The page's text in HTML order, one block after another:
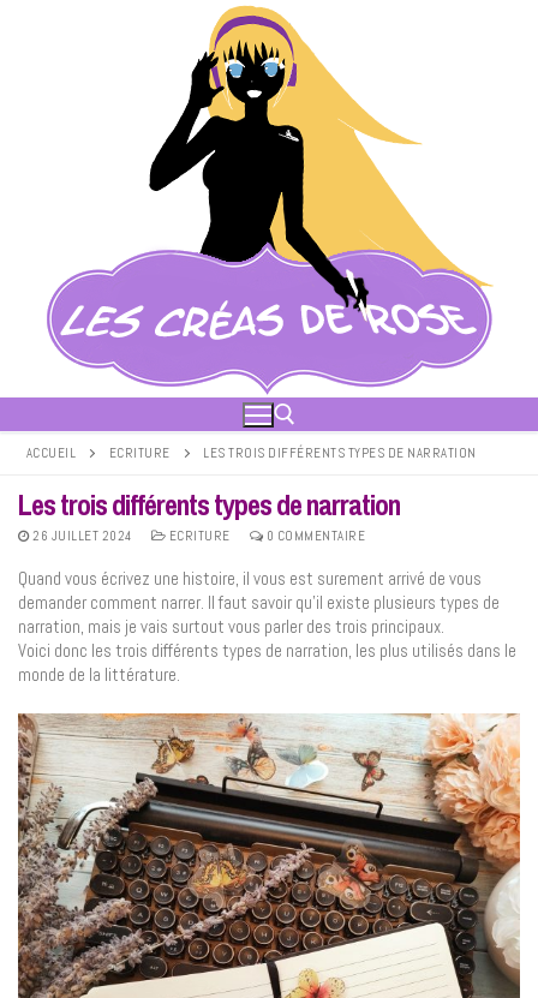
Rechercher :
ACCUEIL ECRITURE LES TROIS DIFFÉRENTS TYPES DE NARRATION
Les trois différents types de narration
26 JUILLET 2024 ECRITURE 0 COMMENTAIRE
Quand vous écrivez une histoire, il vous est surement arrivé de vous
demander comment narrer. Il faut savoir qu’il existe plusieurs types de
narration, mais je vais surtout vous parler des trois principaux.
Voici donc les trois différents types de narration, les plus utilisés dans le
monde de la littérature.